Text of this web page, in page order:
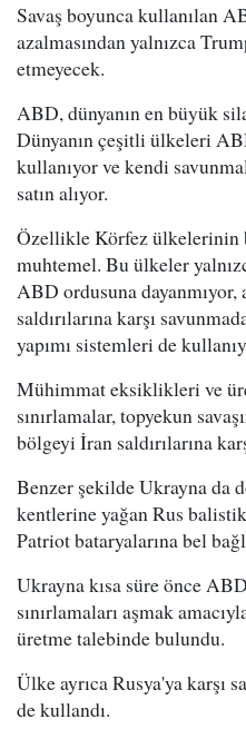
Savaş boyunca kullanılan
azalmasından yalnızca
etmeyecek.
ABD, dünyanın en büyük
Dünyanın çeşitli ülkeleri
kullanıyor ve kendi
satın alıyor.
Özellikle Körfez ülkelerinin
muhtemel. Bu ülkeler
ABD ordusuna dayanmıyor,
saldırılarına karşı
yapımı sistemleri de
Mühimmat eksiklikleri ve
sınırlamalar, topyekun
bölgeyi İran saldırılarına
Benzer şekilde Ukrayna da
kentlerine yağan Rus
Patriot bataryalarına bel
Ukrayna kısa süre önce
sınırlamaları aşmak
üretme talebinde bulundu.
Ülke ayrıca Rusya'ya karşı
de kullandı.